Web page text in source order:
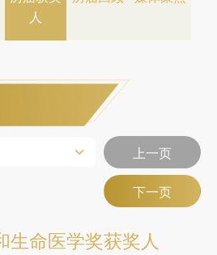
人
上一页
下一页
生命医学奖获奖人